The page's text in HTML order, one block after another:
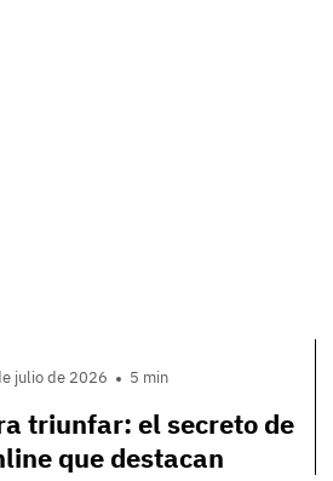
julio de 2026 5 min
triunfar: el secreto de
que destacan